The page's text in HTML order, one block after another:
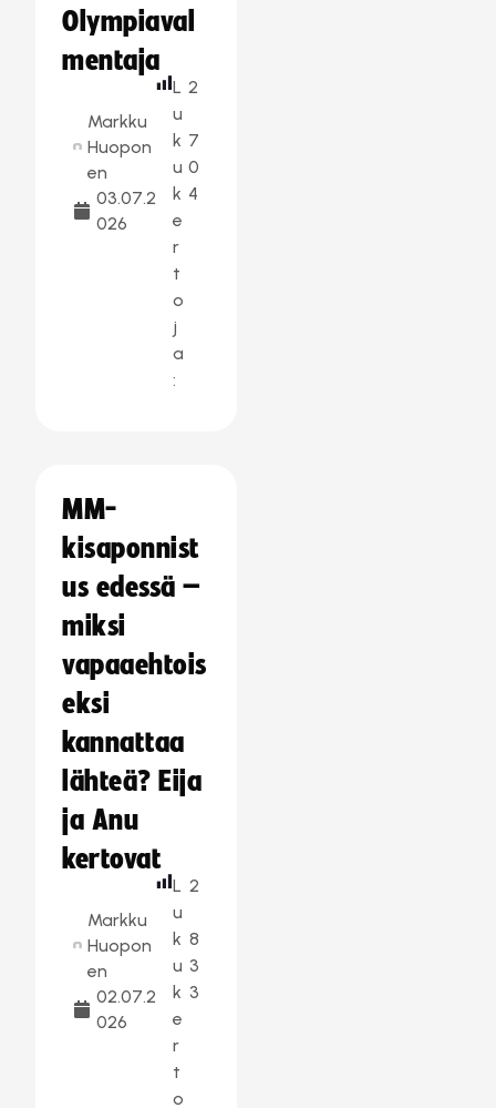
Olympiaval
mentaja
Markku
Huopon
en
03.07.2
026
L
u
k
u
k
e
r
t
o
j
a
:
2
7
0
4
MM-
kisaponnist
us edessä –
miksi
vapaaehtois
eksi
kannattaa
lähteä? Eija
ja Anu
kertovat
Markku
Huopon
en
02.07.2
026
L
u
k
u
k
e
r
t
o
2
8
3
3